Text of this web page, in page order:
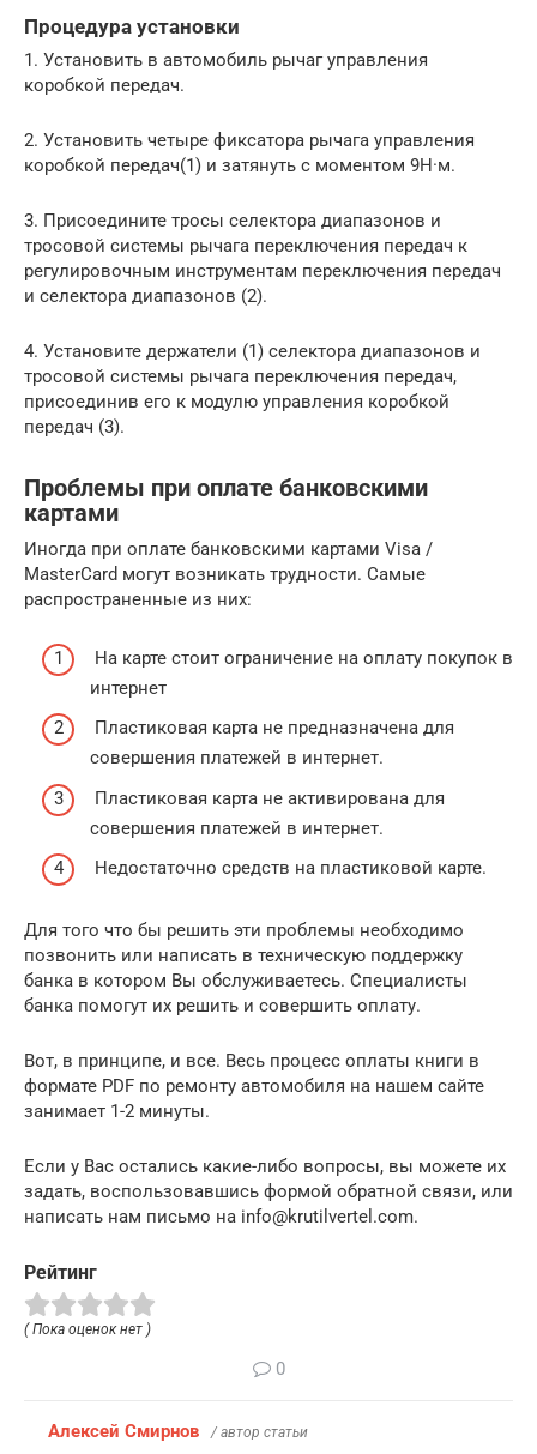
Процедура установки
1. Установить в автомобиль рычаг управления
коробкой передач.
2. Установить четыре фиксатора рычага управления
коробкой передач(1) и затянуть с моментом 9Н·м.
3. Присоедините тросы селектора диапазонов и
тросовой системы рычага переключения передач к
регулировочным инструментам переключения передач
и селектора диапазонов (2).
4. Установите держатели (1) селектора диапазонов и
тросовой системы рычага переключения передач,
присоединив его к модулю управления коробкой
передач (3).
Проблемы при оплате банковскими
картами
Иногда при оплате банковскими картами Visa /
MasterCard могут возникать трудности. Самые
распространенные из них:
На карте стоит ограничение на оплату покупок в
интернет
Пластиковая карта не предназначена для
совершения платежей в интернет.
Пластиковая карта не активирована для
совершения платежей в интернет.
Недостаточно средств на пластиковой карте.
Для того что бы решить эти проблемы необходимо
позвонить или написать в техническую поддержку
банка в котором Вы обслуживаетесь. Специалисты
банка помогут их решить и совершить оплату.
Вот, в принципе, и все. Весь процесс оплаты книги в
формате PDF по ремонту автомобиля на нашем сайте
занимает 1-2 минуты.
Если у Вас остались какие-либо вопросы, вы можете их
задать, воспользовавшись формой обратной связи, или
написать нам письмо на info@krutilvertel.com.
Рейтинг
( Пока оценок нет )
0
Алексей Смирнов / автор статьи